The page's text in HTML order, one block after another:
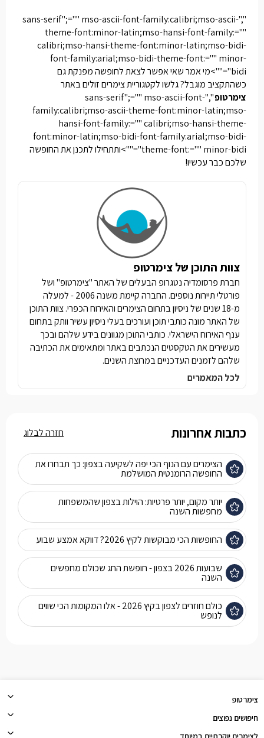
","sans-serif";="" mso-ascii-font-family:calibri;mso-ascii-
theme-font:minor-latin;mso-hansi-font-family:=""
calibri;mso-hansi-theme-font:minor-latin;mso-bidi-
font-family:arial;mso-bidi-theme-font:="" minor-
bidi"="">מי אמר שאי אפשר לצאת לחופשה מפנקת גם
כשהתקציב מוגבל? גלשו לקטגוריית צימרים זולים באתר
צימרטופ
","sans-serif";="" mso-ascii-font-
family:calibri;mso-ascii-theme-font:minor-latin;mso-
hansi-font-family:="" calibri;mso-hansi-theme-
font:minor-latin;mso-bidi-font-family:arial;mso-bidi-
theme-font:="" minor-bidi"="">ותתחילו לתכנן את החופשה
שלכם כבר עכשיו!
צוות התוכן של צימרטופ
חברת פרסומדיה נטגרופ הבעלים של האתר "צימרטופ" ושל
פורטלי תיירות נוספים. החברה קיימת משנה 2006 - למעלה
מ-18 שנים של ניסיון בתחום הצימרים והאירוח הכפרי. צוות התוכן
של האתר מונה כותבי תוכן ועורכים בעלי ניסיון עשיר וותק בתחום
ענף האירוח הישראלי. כותבי התוכן מגוונים בידע שלהם ובכך
מעשירים את הטקסטים הנכתבים באתר ומתאימים את הכתיבה
שלהם לזמנים העדכניים במרוצת השנים.
לכל המאמרים
כתבות אחרונות
הצימרים עם הנוף הכי יפה לשקיעה בצפון: כך תבחרו את
החופשה הרומנטית המושלמת
יותר מקום, יותר פרטיות: הוילות בצפון שהמשפחות
מחפשות השנה
החופשות הכי מבוקשות לקיץ 2026? דווקא אמצע שבוע
שבועות 2026 בצפון - חופשת החג שכולם מחפשים
השנה
כולם חוזרים לצפון בקיץ 2026 - אלו המקומות הכי שווים
לנופש
חזרה לבלוג
צימרטופ
חיפושים נפוצים